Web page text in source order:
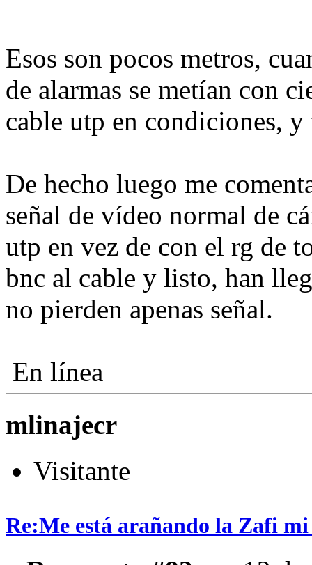
Esos son pocos metros,
de alarmas se metían con
cable utp en condiciones,
De hecho luego me
señal de vídeo normal de
utp en vez de con el rg de
bnc al cable y listo, han
no pierden apenas señal.
En línea
mlinajecr
Visitante
Re:Me está arañando la Zafi